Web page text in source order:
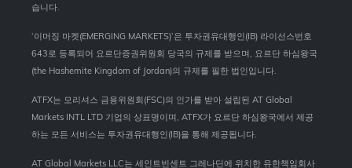
습니다.
‘이머징 마켓(EMERGING MARKETS)’은 투자권유대행인(IB) 라이선스번호
643로 등록되어 요르단증권위원회 당국의 규제를 받으며, 요르단 하심왕국
(the Hashemite Kingdom of Jordan)의 규제를 필한 법인입니다.
ATFX는 모리셔스 금융위원회(FSC)의 인가를 받아 설립된 AT Global
Markets INTL LTD 기업의 상표명이며, ATFX가 요르단 하심왕국에서 제공
하는 모든 서비스는 투자권유대행인(IB)을 통해 제공됩니다.
AT Global Markets LLC는 세인트빈센트 그레나딘에 위치한 유한책임회사